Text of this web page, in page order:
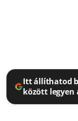
Itt állíthatod
között legyen